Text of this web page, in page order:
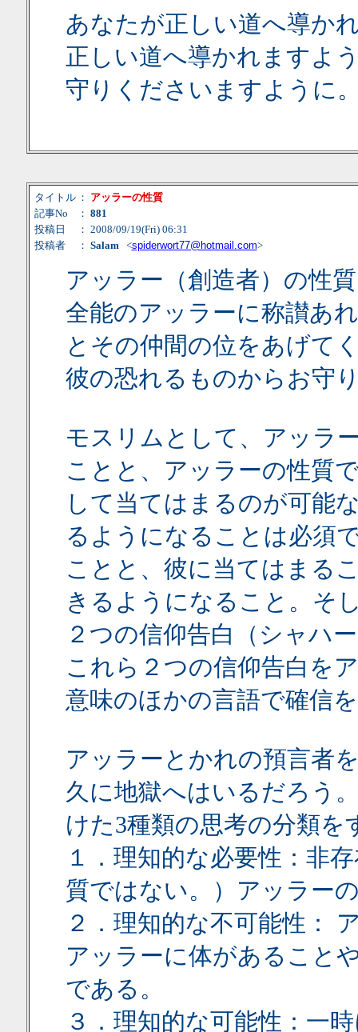
あなたが正しい道へ導か
正しい道へ導かれますよ
守りくださいますように
タイトル ： アッラーの性質
記事No
： 881
投稿日
： 2008/09/19(Fri) 06:31
投稿者
： Salam<spiderwort77@hotmail.com>
アッラー（創造者）の性質
全能のアッラーに称讃あ
とその仲間の位をあげて
彼の恐れるものからお守
モスリムとして、アッラ
ことと、アッラーの性質
して当てはまるのが可能
るようになることは必須
ことと、彼に当てはまる
きるようになること。そ
２つの信仰告白（シャハ
これら２つの信仰告白を
意味のほかの言語で確信
アッラーとかれの預言者
久に地獄へはいるだろう
けた3種類の思考の分類を
１．理知的な必要性：非
質ではない。）アッラー
２．理知的な不可能性：
アッラーに体があること
である。
３．理知的な可能性：一